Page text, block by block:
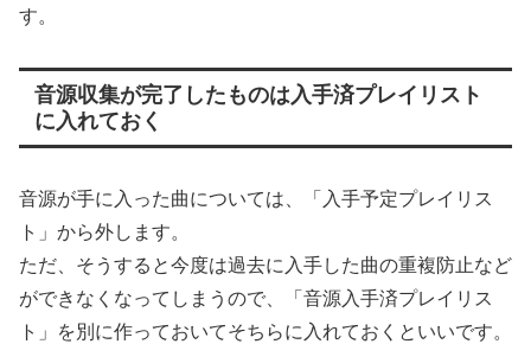
す。
音源収集が完了したものは入手済プレイリスト
に入れておく
音源が手に入った曲については、「入手予定プレイリス
ト」から外します。
ただ、そうすると今度は過去に入手した曲の重複防止など
ができなくなってしまうので、「音源入手済プレイリス
ト」を別に作っておいてそちらに入れておくといいです。